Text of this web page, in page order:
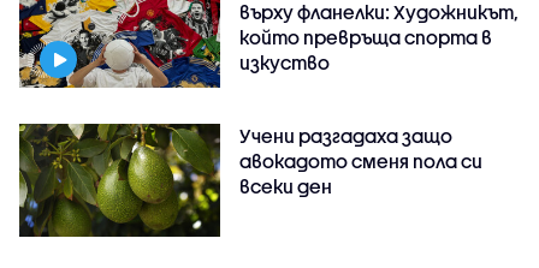
върху фланелки: Художникът,
който превръща спорта в
изкуство
Учени разгадаха защо
авокадото сменя пола си
всеки ден